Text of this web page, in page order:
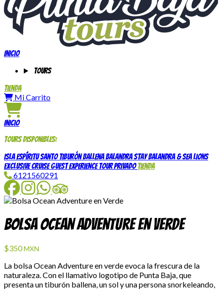
Inicio
Tours
Tienda
Mi Carrito
Inicio
Tours disponibles:
Isla Espíritu SantoTiburón BallenaBalandra StayBalandra & Sea Lions
Exclusive Cruise Guest ExperienceTour PrivadoTienda
6121560291
FacebookInstagram
WhatsAppTripAdvisor
Bolsa Ocean Adventure en Verde
$350MXN
La bolsa Ocean Adventure en verde evoca la frescura de la
naturaleza. Con el llamativo logotipo de Punta Baja, que
presenta un tiburón ballena, un sol y una persona snorkeleando,